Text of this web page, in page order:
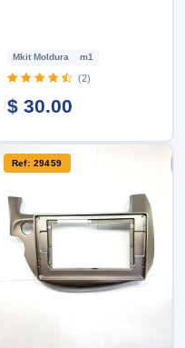
Mkit Moldura m1
(2)
$ 30.00
Ref: 29459